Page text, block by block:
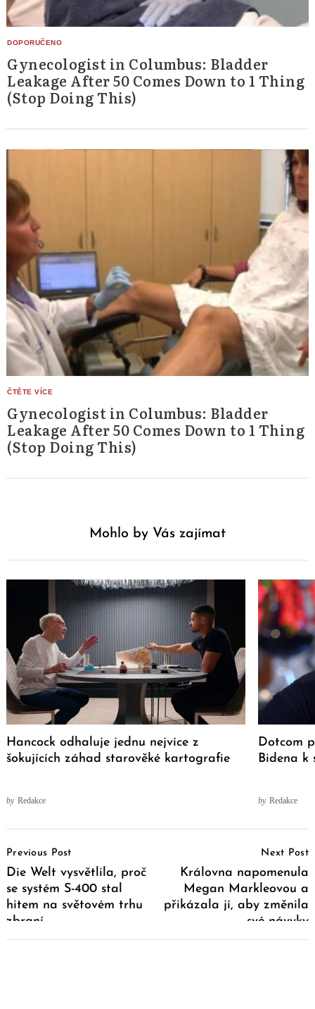
Gynecologist in Columbus: Bladder
Leakage After 50 Comes Down to 1 Thing
(Stop Doing This)
Gynecologist in Columbus: Bladder
Leakage After 50 Comes Down to 1 Thing
(Stop Doing This)
Mohlo by Vás zajímat
Hancock odhaluje jednu nejvíce z
šokujících záhad starověké kartografie
by Redakce
Dotcom
Bidena k
by Redakce
Navigation
Previous Post
Die Welt vysvětlila, proč
se systém S-400 stal
hitem na světovém trhu
zbraní
Next Post
Královna napomenula
Megan Markleovou a
přikázala jí, aby změnila
své návyky